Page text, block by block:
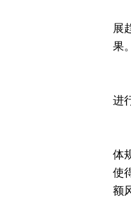
展
果。
进
体
使
额